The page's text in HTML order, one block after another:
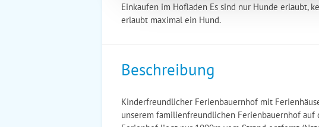
Einkaufen im Hofladen Es sind nur Hunde erlaubt,
erlaubt maximal ein Hund.
Beschreibung
Kinderfreundlicher Ferienbauernhof mit
unserem familienfreundlichen Ferienbauernhof auf